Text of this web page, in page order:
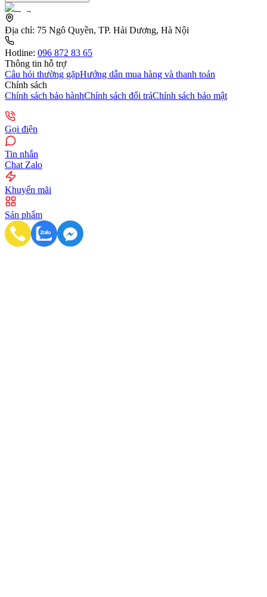
Địa chỉ: 75 Ngô Quyền, TP. Hải Dương, Hà Nội
Hotline: 096 872 83 65
Thông tin hỗ trợ
Câu hỏi thường gặpHướng dẫn mua hàng và thanh toán
Chính sách
Chính sách bảo hànhChính sách đổi trảChính sách bảo mật
Gọi điện
Tin nhắn
Chat Zalo
Khuyến mãi
Sản phẩm